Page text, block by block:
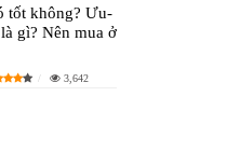
tốt không? Ưu-
gì? Nên mua ở
3,642